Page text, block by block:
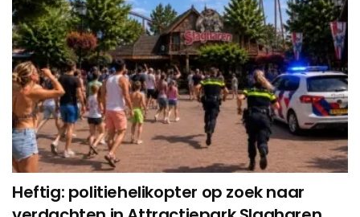
Heftig: politiehelikopter op zoek naar